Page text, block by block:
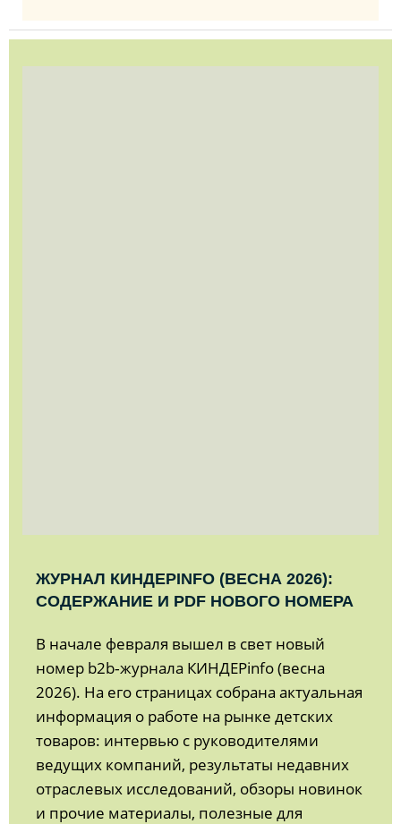
ЖУРНАЛ КИНДЕРINFO (ВЕСНА 2026):
СОДЕРЖАНИЕ И PDF НОВОГО НОМЕРА
В начале февраля вышел в свет новый
номер b2b‑журнала КИНДЕРinfo (весна
2026). На его страницах собрана актуальная
информация о работе на рынке детских
товаров: интервью с руководителями
ведущих компаний, результаты недавних
отраслевых исследований, обзоры новинок
и прочие материалы, полезные для